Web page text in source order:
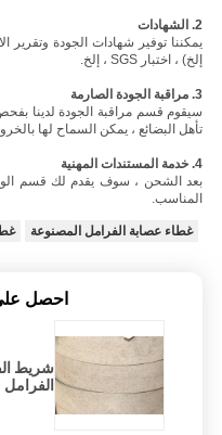
2. الشهادات
إلخ) ، اختبار SGS ، إلخ.
3. مراقبة الجودة الصارمة
سيقوم قسم مراقبة الجودة لدينا
تأهل البضائع ، يمكن السماح لها
4. خدمة المستندات المهنية
بعد الشحن ، سوف يقدم لك قسم
المناسب.
غطاء عصابة الفرامل المصنوعة
احصل
شريط